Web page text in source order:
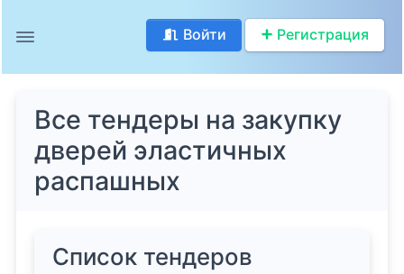
Войти Регистрация
Все тендеры на закупку
дверей эластичных
распашных
Список тендеров